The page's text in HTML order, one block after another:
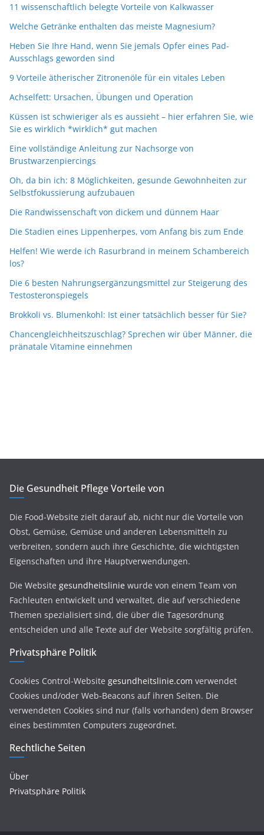
11 wissenschaftlich belegte Vorteile von Kalkwasser
Welche Getränke enthalten das meiste Magnesium?
Heben Sie Ihre Hand, wenn Sie jemals Opfer eines Pad-
Ausschlags geworden sind
9 Vorteile ätherischer Zitronenöle für ein vitales Leben
Achselfett: Ursachen, Übungen und Operation
Küssen ist schwieriger als es aussieht – hier erfahren Sie, wie
Sie es wirklich *wirklich* gut machen
Eine vollständige Anleitung zur Nachsorge von
Brustwarzenpiercings
Oh, da bin ich: 8 Möglichkeiten, gesunde Gewohnheiten zur
Selbstfokussierung aufzubauen
Die Randwissenschaft von dickem und dünnem Haar
Die Stadien eines Lippenherpes, vom Anfang bis zum Ende
Helfen! Wie werde ich Rasurbrand in meinem Schambereich
los?
Die 6 besten Nahrungsergänzungsmittel zur Steigerung des
Testosteronspiegels
Brokkoli vs. Blumenkohl: Ist einer tatsächlich besser für Sie?
Chancengleichheitszuschlag? Sprechen wir über Männer, die
pränatale Vitamine einnehmen
Die Gesundheit Pflege Vorteile von
Die Food-Website zielt darauf ab, nicht nur die Vorteile von
Obst, Gemüse, Gemüse und anderen Lebensmitteln zu
verbreiten, sondern auch ihre Geschichte, die wichtigsten
Eigenschaften und ihre Hauptverwendungen.
Die Website gesundheitslinie wurde von einem Team von
Fachleuten entwickelt und verwaltet, die auf verschiedene
Themen spezialisiert sind, die über die Tagesordnung
entscheiden und alle Texte auf der Website sorgfältig prüfen.
Privatsphäre Politik
Cookies Control-Website gesundheitslinie.com verwendet
Cookies und/oder Web-Beacons auf ihren Seiten. Die
verwendeten Cookies sind nur (falls vorhanden) dem Browser
eines bestimmten Computers zugeordnet.
Rechtliche Seiten
Über
Privatsphäre Politik